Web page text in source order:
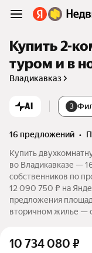
Купить 2-
туром и в
Владикавказ
AI 3
16 предложений •
Купить
во Владикавказе —
собственников по
12 090 750 ₽ на
предложения
вторичном жилье —
10 734 080 ₽